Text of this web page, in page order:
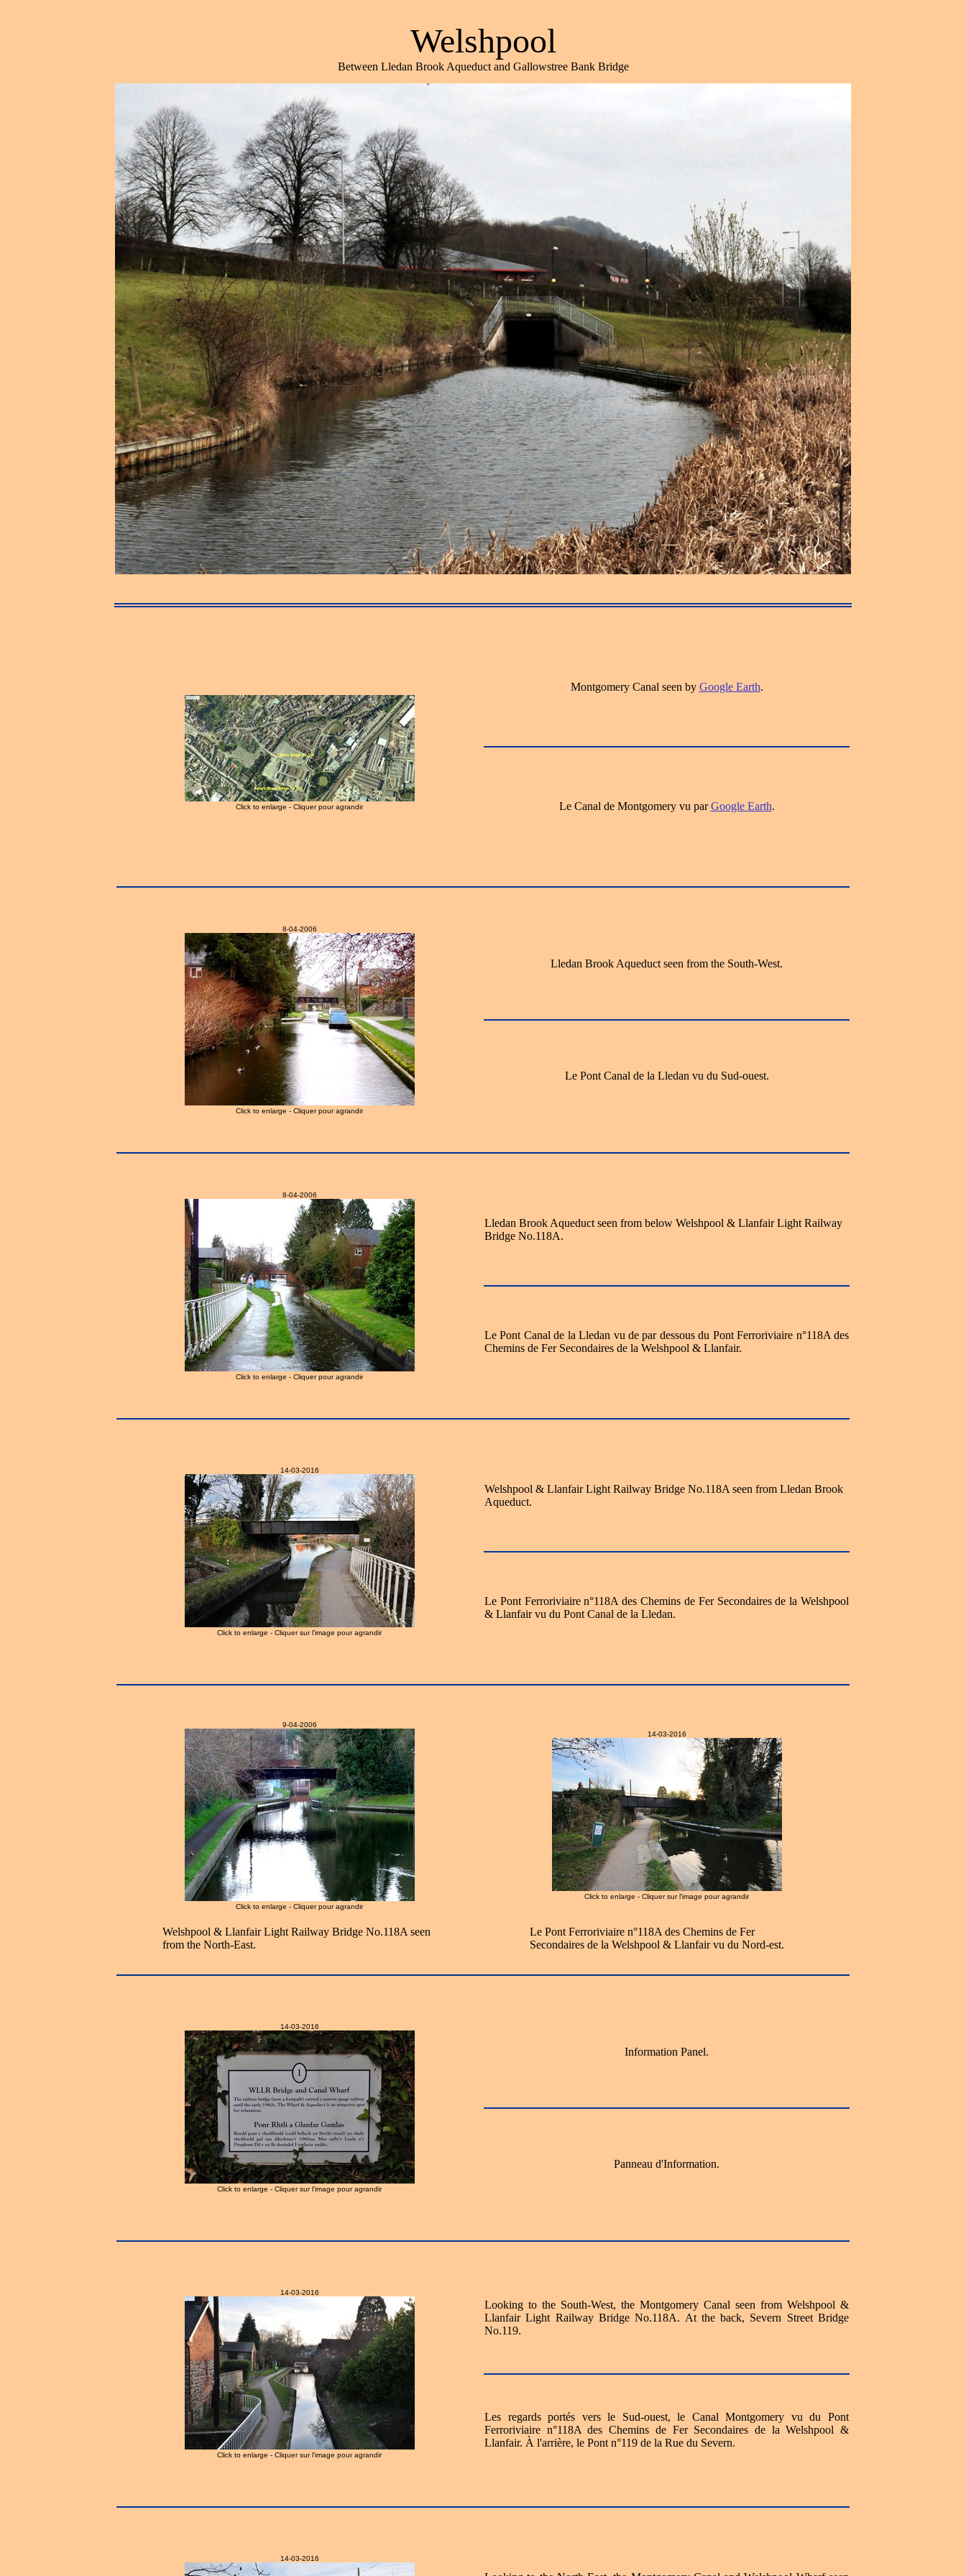
Welshpool
Between Lledan Brook Aqueduct and Gallowstree Bank Bridge
Click to enlarge - Cliquer pour agrandir
Montgomery Canal seen by Google Earth.
Le Canal de Montgomery vu parGoogle Earth.
8-04-2006
Click to enlarge - Cliquer pour agrandir
Lledan Brook Aqueduct seen from the South-West.
Le Pont Canal de la Lledan vu du Sud-ouest.
8-04-2006
Click to enlarge - Cliquer pour agrandir
Lledan Brook Aqueduct seen from below Welshpool & Llanfair Light Railway
Bridge No.118A.
Le Pont Canal de la Lledan vu de par dessous du Pont Ferroriviaire n°118A des
Chemins de Fer Secondaires de la Welshpool & Llanfair.
14-03-2016
Click to enlarge - Cliquer sur l'image pour agrandir
Welshpool & Llanfair Light Railway Bridge No.118A seen from Lledan Brook
Aqueduct.
Le Pont Ferroriviaire n°118A des Chemins de Fer Secondaires de la Welshpool
& Llanfair vu du Pont Canal de la Lledan.
9-04-2006
Click to enlarge - Cliquer pour agrandir
14-03-2016
Click to enlarge - Cliquer sur l'image pour agrandir
Welshpool & Llanfair Light Railway Bridge No.118A seen
from the North-East.
Le Pont Ferroriviaire n°118A des Chemins de Fer
Secondaires de la Welshpool & Llanfair vu du Nord-est.
14-03-2016
Click to enlarge - Cliquer sur l'image pour agrandir
Information Panel.
Panneau d'Information.
14-03-2016
Click to enlarge - Cliquer sur l'image pour agrandir
Looking to the South-West, the Montgomery Canal seen from Welshpool &
Llanfair Light Railway Bridge No.118A. At the back, Severn Street Bridge
No.119.
Les regards portés vers le Sud-ouest, le Canal Montgomery vu du Pont
Ferroriviaire n°118A des Chemins de Fer Secondaires de la Welshpool &
Llanfair. À l'arrière, le Pont n°119 de la Rue du Severn.
14-03-2016